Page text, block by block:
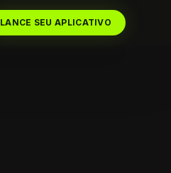
LANCE SEU APLICATIVO